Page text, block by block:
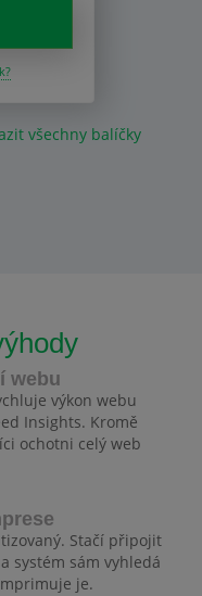
všechny balíčky
webu
výkon webu
Insights. Kromě
ochotni celý web
Stačí připojit
systém sám vyhledá
je.